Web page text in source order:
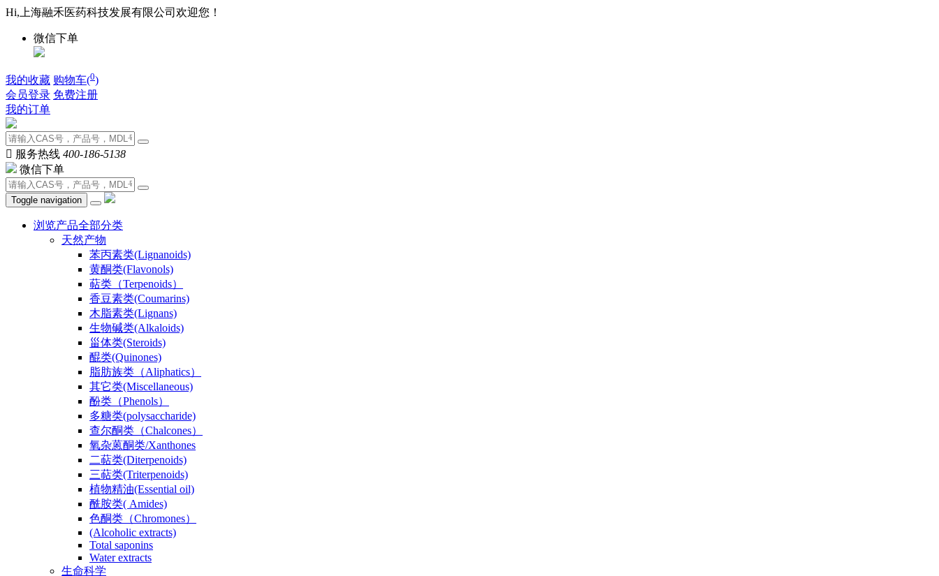
Hi,上海融禾医药科技发展有限公司欢迎您！
微信下单
我的收藏 购物车(0)
会员登录 免费注册
我的订单
 服务热线 400-186-5138
微信下单
Toggle navigation
浏览产品全部分类
天然产物
苯丙素类(Lignanoids)
黄酮类(Flavonols)
萜类（Terpenoids）
香豆素类(Coumarins)
木脂素类(Lignans)
生物碱类(Alkaloids)
甾体类(Steroids)
醌类(Quinones)
脂肪族类（Aliphatics）
其它类(Miscellaneous)
酚类（Phenols）
多糖类(polysaccharide)
查尔酮类（Chalcones）
氧杂蒽酮类/Xanthones
二萜类(Diterpenoids)
三萜类(Triterpenoids)
植物精油(Essential oil)
酰胺类( Amides)
色酮类（Chromones）
(Alcoholic extracts)
Total saponins
Water extracts
生命科学